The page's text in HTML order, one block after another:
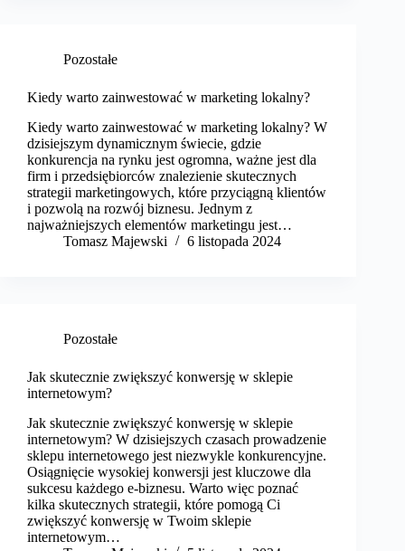
Pozostałe
Kiedy warto zainwestować w marketing lokalny?
Kiedy warto zainwestować w marketing lokalny? W
dzisiejszym dynamicznym świecie, gdzie
konkurencja na rynku jest ogromna, ważne jest dla
firm i przedsiębiorców znalezienie skutecznych
strategii marketingowych, które przyciągną klientów
i pozwolą na rozwój biznesu. Jednym z
najważniejszych elementów marketingu jest…
Tomasz Majewski
6 listopada 2024
Pozostałe
Jak skutecznie zwiększyć konwersję w sklepie
internetowym?
Jak skutecznie zwiększyć konwersję w sklepie
internetowym? W dzisiejszych czasach prowadzenie
sklepu internetowego jest niezwykle konkurencyjne.
Osiągnięcie wysokiej konwersji jest kluczowe dla
sukcesu każdego e-biznesu. Warto więc poznać
kilka skutecznych strategii, które pomogą Ci
zwiększyć konwersję w Twoim sklepie
internetowym…